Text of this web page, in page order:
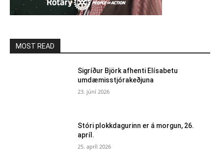
MOST READ
Sigríður Björk afhenti Elísabetu
umdæmisstjórakeðjuna
23. júní 2026
Stóri plokkdagurinn er á morgun, 26.
apríl.
25. apríl 2026